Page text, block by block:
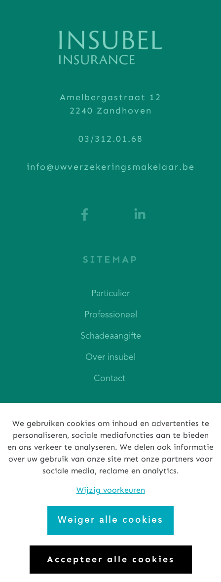
We gebruiken cookies om inhoud en advertenties te
personaliseren, sociale mediafuncties aan te bieden
en ons verkeer te analyseren. We delen ook informatie
over uw gebruik van onze site met onze partners voor
sociale media, reclame en analytics.
Wijzig voorkeuren
Weiger alle cookies
Accepteer alle cookies
MIFID
Privacy policy
Cookies
Klantenbescherming
SITEMAP
Particulier
Professioneel
Schadeaangifte
Over insubel
Contact
Amelbergastraat 12
2240 Zandhoven
03/312.01.68
info@uwverzekeringsmakelaar.be
KBO 0427 534 329
© Insubel - BE 0427 534 329